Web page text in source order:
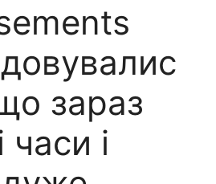
зараз
часи і